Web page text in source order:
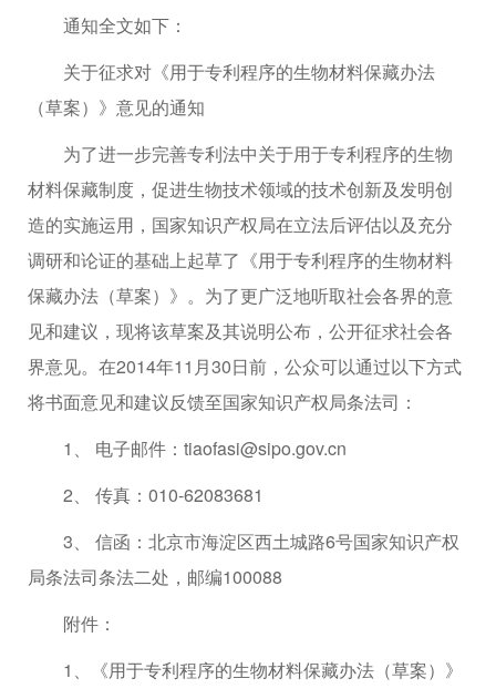
通知全文如下：
关于征求对《用于专利程序的生物材料保藏办法
（草案）》意见的通知
为了进一步完善专利法中关于用于专利程序的生物
材料保藏制度，促进生物技术领域的技术创新及发明创
造的实施运用，国家知识产权局在立法后评估以及充分
调研和论证的基础上起草了《用于专利程序的生物材料
保藏办法（草案）》。为了更广泛地听取社会各界的意
见和建议，现将该草案及其说明公布，公开征求社会各
界意见。在2014年11月30日前，公众可以通过以下方式
将书面意见和建议反馈至国家知识产权局条法司：
1、 电子邮件：tiaofasi@sipo.gov.cn
2、 传真：010-62083681
3、 信函：北京市海淀区西土城路6号国家知识产权
局条法司条法二处，邮编100088
附件：
1、《用于专利程序的生物材料保藏办法（草案）》